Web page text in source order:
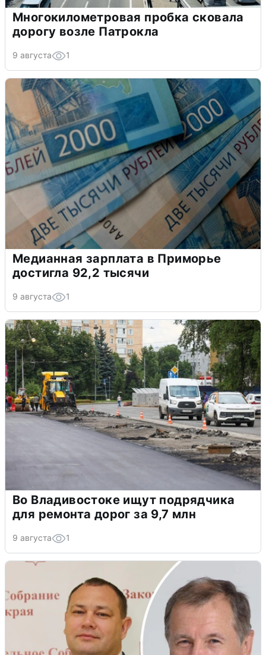
Многокилометровая пробка сковала
дорогу возле Патрокла
9 августа 1
Медианная зарплата в Приморье
достигла 92,2 тысячи
9 августа 1
Во Владивостоке ищут подрядчика
для ремонта дорог за 9,7 млн
9 августа 1